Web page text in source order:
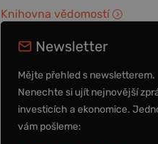
Knihovna vědomostí
Newsletter
Mějte přehled s newsletterem.
Nenechte si ujít nejnovější
investicích a ekonomice.
vám pošleme: